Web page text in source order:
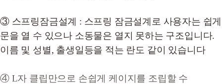
③ 스프링잠금설계 : 스프링 잠금설계로 사용자는 쉽게
문을 열 수 있으나 소동물은 열지 못하는 구조입니다.
이름 및 성별, 출생일등을 적는 란도 같이 있습니다
④ L자 클립만으로 손쉽게 케이지를 조립할 수